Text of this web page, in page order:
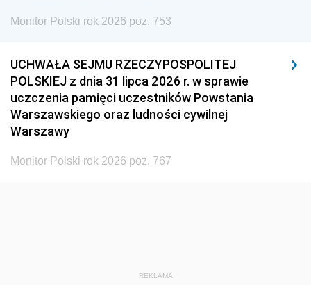
Monitor Polski rok 2026 poz. 753
UCHWAŁA SEJMU RZECZYPOSPOLITEJ
POLSKIEJ z dnia 31 lipca 2026 r. w sprawie
uczczenia pamięci uczestników Powstania
Warszawskiego oraz ludności cywilnej
Warszawy
Monitor Polski rok 2026 poz. 767
REKLAMA